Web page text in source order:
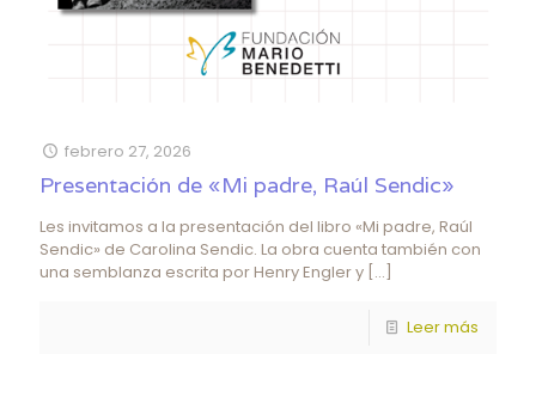
febrero 27, 2026
Presentación de «Mi padre, Raúl Sendic»
Les invitamos a la presentación del libro «Mi padre, Raúl
Sendic» de Carolina Sendic. La obra cuenta también con
una semblanza escrita por Henry Engler y […]
Leer más